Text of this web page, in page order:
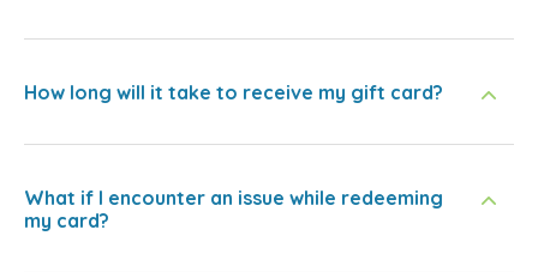
How long will it take to receive my gift card?
What if I encounter an issue while redeeming
my card?